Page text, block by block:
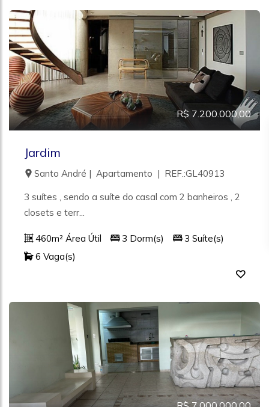
R$ 7.200.000,00
Jardim
Santo André | Apartamento | REF.:GL40913
3 suítes , sendo a suíte do casal com 2 banheiros , 2
closets e terr...
460m² Área Útil 3 Dorm(s)
3 Suíte(s)
6 Vaga(s)